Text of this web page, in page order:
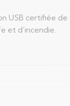
certifiée
et d’incendie.